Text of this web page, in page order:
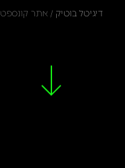
דיגיטל בוטיק / אתר קונספט